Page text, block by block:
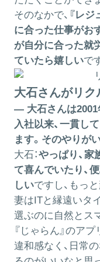
そのなかで、 『レ
に合った仕事がお
が自分に合った就
ていたら嬉しいで
大石さんがリク
― 大石さんは2001
入社以来、一貫し
ます。そのやりが
大石：やっぱり、家
て喜んでいたり、
しいですし、もっ
妻はITと縁遠いタ
選ぶのに自然とス
『じゃらん』のア
違和感なく、日常